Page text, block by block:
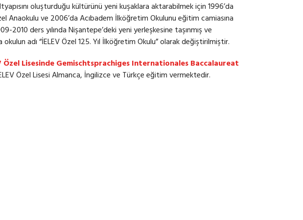
oluşturduğu kültürünü yeni kuşaklara aktarabilmek için 1996’da
Anaokulu ve 2006’da Acıbadem İlköğretim Okulunu eğitim camiasına
2010 ders yılında Nişantepe’deki yeni yerleşkesine taşınmış ve
okulun adı “İELEV Özel 125. Yıl İlköğretim Okulu” olarak değiştirilmiştir.
Özel Lisesinde Gemischtsprachiges Internationales Baccalaureat
Özel Lisesi Almanca, İngilizce ve Türkçe eğitim vermektedir.